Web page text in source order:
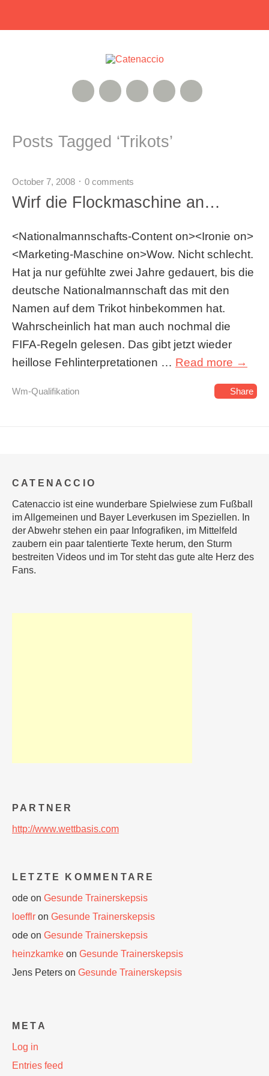
Twitter
Google+
Instagram
Xing
RSS Feed
Posts Tagged ‘Trikots’
October 7, 2008 0 comments
Wirf die Flockmaschine an…
<Nationalmannschafts-Content on><Ironie on>
<Marketing-Maschine on>Wow. Nicht schlecht.
Hat ja nur gefühlte zwei Jahre gedauert, bis die
deutsche Nationalmannschaft das mit den
Namen auf dem Trikot hinbekommen hat.
Wahrscheinlich hat man auch nochmal die
FIFA-Regeln gelesen. Das gibt jetzt wieder
heillose Fehlinterpretationen … Read more →
Wm-Qualifikation Share
CATENACCIO
Catenaccio ist eine wunderbare Spielwiese zum Fußball
im Allgemeinen und Bayer Leverkusen im Speziellen. In
der Abwehr stehen ein paar Infografiken, im Mittelfeld
zaubern ein paar talentierte Texte herum, den Sturm
bestreiten Videos und im Tor steht das gute alte Herz des
Fans.
PARTNER
http://www.wettbasis.com
LETZTE KOMMENTARE
ode on Gesunde Trainerskepsis
loefflr on Gesunde Trainerskepsis
ode on Gesunde Trainerskepsis
heinzkamke on Gesunde Trainerskepsis
Jens Peters on Gesunde Trainerskepsis
META
Log in
Entries feed